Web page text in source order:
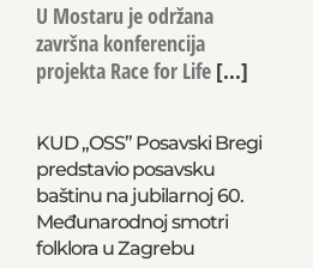
U Mostaru je održana
završna konferencija
projekta Race for Life[...]
KUD „OSS” Posavski Bregi
predstavio posavsku
baštinu na jubilarnoj 60.
Međunarodnoj smotri
folklora u Zagrebu